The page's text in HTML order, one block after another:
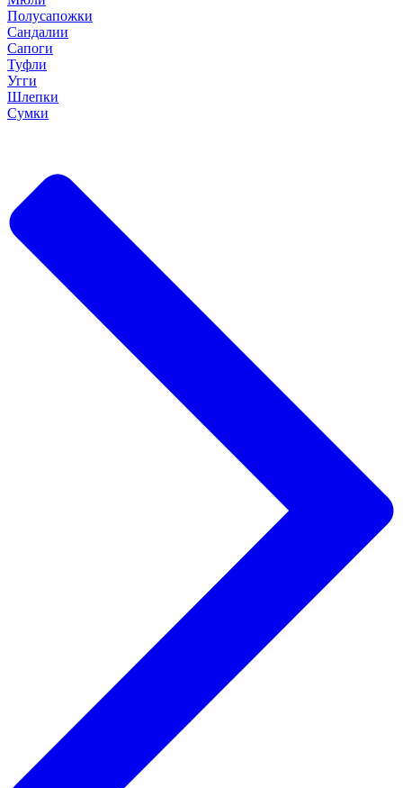
Полусапожки
Сандалии
Сапоги
Туфли
Угги
Шлепки
Сумки